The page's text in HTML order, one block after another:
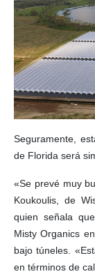
Seguramente,
de Florida será
«Se prevé muy
Koukoulis, de
quien señala
Misty Organics
bajo túneles.
en términos de